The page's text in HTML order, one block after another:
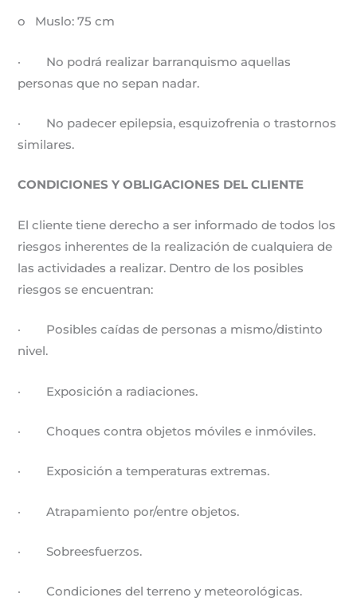
o Muslo: 75 cm
· No podrá realizar barranquismo aquellas
personas que no sepan nadar.
· No padecer epilepsia, esquizofrenia o trastornos
similares.
CONDICIONES Y OBLIGACIONES DEL CLIENTE
El cliente tiene derecho a ser informado de todos los
riesgos inherentes de la realización de cualquiera de
las actividades a realizar. Dentro de los posibles
riesgos se encuentran:
· Posibles caídas de personas a mismo/distinto
nivel.
· Exposición a radiaciones.
· Choques contra objetos móviles e inmóviles.
· Exposición a temperaturas extremas.
· Atrapamiento por/entre objetos.
· Sobreesfuerzos.
· Condiciones del terreno y meteorológicas.